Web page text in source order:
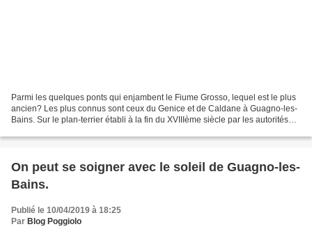
Parmi les quelques ponts qui enjambent le Fiume Grosso, lequel est le plus
ancien? Les plus connus sont ceux du Genice et de Caldane à Guagno-les-
Bains. Sur le plan-terrier établi à la fin du XVIIIème siècle par les autorités
On peut se soigner avec le soleil de Guagno-les-
Bains.
Publié le 10/04/2019 à 18:25
Par Blog Poggiolo